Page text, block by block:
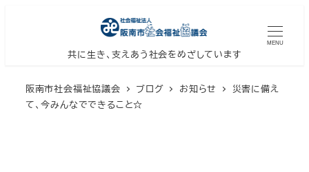
共に生き、支えあう社会をめざしています
MENU
阪南市社会福祉協議会 ブログ お知らせ
災害に備え
て、今みんなでできること☆